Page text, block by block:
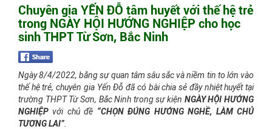
Chuyên gia YẾN ĐỖ tâm huyết với thế hệ trẻ
trong NGÀY HỘI HƯỚNG NGHIỆP cho học
sinh THPT Từ Sơn, Bắc Ninh
Ngày 8/4/2022, bằng sự quan tâm sâu sắc và niềm tin to lớn vào
thế hệ trẻ, chuyên gia Yến Đỗ đã có bài chia sẻ đầy nhiệt huyết tại
trường THPT Từ Sơn, Bắc Ninh trong sự kiện NGÀY HỘI HƯỚNG
NGHIỆP với chủ đề “CHỌN ĐÚNG HƯỚNG NGHỀ, LÀM CHỦ
TƯƠNG LAI”